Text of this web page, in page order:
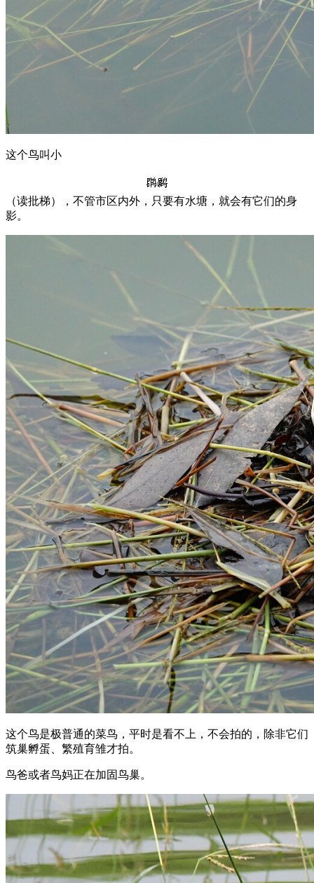
这个鸟叫小
（读批梯），不管市区内外，只要有水塘，就会有它们的身
影。
这个鸟是极普通的菜鸟，平时是看不上，不会拍的，除非它们
筑巢孵蛋、繁殖育雏才拍。
鸟爸或者鸟妈正在加固鸟巢。